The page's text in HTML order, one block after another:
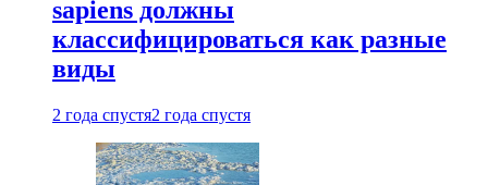
sapiens должны
классифицироваться как разные
виды
2 года спустя2 года спустя